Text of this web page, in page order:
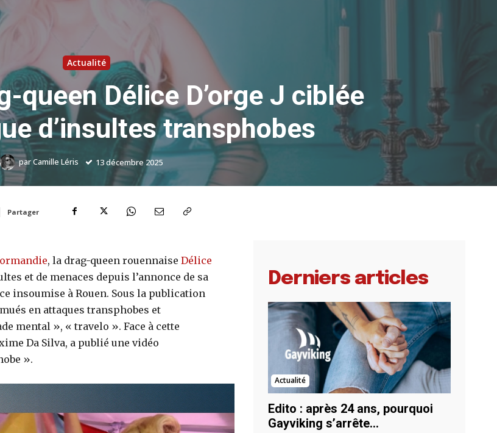
Actualité
queen Délice D’orge J ciblée
d’insultes transphobes
parCamille Léris 13 décembre 2025
Partager
, la drag-queen rouennaise Délice
et de menaces depuis l’annonce de sa
insoumise à Rouen. Sous la publication
en attaques transphobes et
mental », « travelo ». Face à cette
Da Silva, a publié une vidéo
».
Derniers articles
Actualité
Edito : après 24 ans, pourquoi
Gayviking s’arrête…